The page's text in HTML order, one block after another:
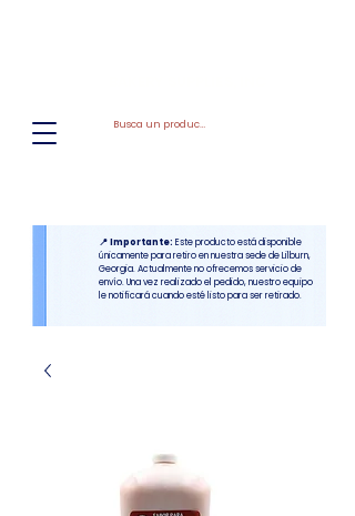
📍 Importante: Este producto está disponible
únicamente para retiro en nuestra sede de Lilburn,
Georgia. Actualmente no ofrecemos servicio de
envío. Una vez realizado el pedido, nuestro equipo
le notificará cuando esté listo para ser retirado.